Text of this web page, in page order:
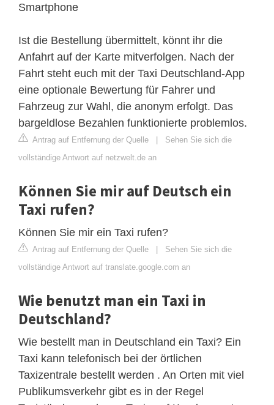
Smartphone
Ist die Bestellung übermittelt, könnt ihr die
Anfahrt auf der Karte mitverfolgen. Nach der
Fahrt steht euch mit der Taxi Deutschland-App
eine optionale Bewertung für Fahrer und
Fahrzeug zur Wahl, die anonym erfolgt. Das
bargeldlose Bezahlen funktionierte problemlos.
Antrag auf Entfernung der Quelle | Sehen Sie sich die
vollständige Antwort auf netzwelt.de an
Können Sie mir auf Deutsch ein
Taxi rufen?
Können Sie mir ein Taxi rufen?
Antrag auf Entfernung der Quelle | Sehen Sie sich die
vollständige Antwort auf translate.google.com an
Wie benutzt man ein Taxi in
Deutschland?
Wie bestellt man in Deutschland ein Taxi? Ein
Taxi kann telefonisch bei der örtlichen
Taxizentrale bestellt werden . An Orten mit viel
Publikumsverkehr gibt es in der Regel